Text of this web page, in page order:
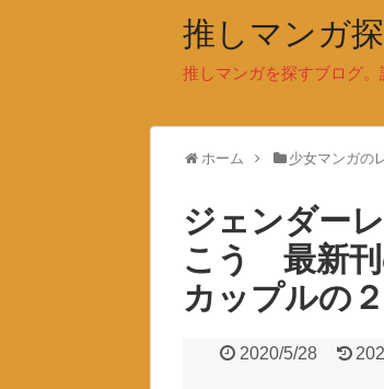
推しマンガ探
推しマンガを探すブログ。
ホーム 少女マンガの
ジェンダー
こう 最新
カップルの
2020/5/28